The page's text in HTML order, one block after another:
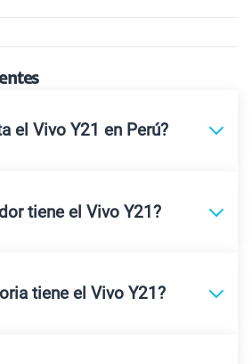
el Vivo Y21 en Perú?
tiene el Vivo Y21?
tiene el Vivo Y21?